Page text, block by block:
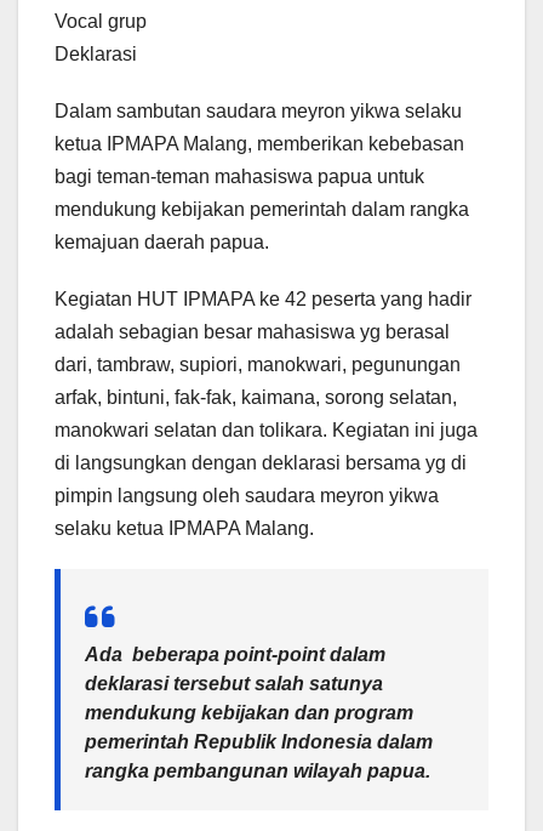
Vocal grup
Deklarasi
Dalam sambutan saudara meyron yikwa selaku
ketua IPMAPA Malang, memberikan kebebasan
bagi teman-teman mahasiswa papua untuk
mendukung kebijakan pemerintah dalam rangka
kemajuan daerah papua.
Kegiatan HUT IPMAPA ke 42 peserta yang hadir
adalah sebagian besar mahasiswa yg berasal
dari, tambraw, supiori, manokwari, pegunungan
arfak, bintuni, fak-fak, kaimana, sorong selatan,
manokwari selatan dan tolikara. Kegiatan ini juga
di langsungkan dengan deklarasi bersama yg di
pimpin langsung oleh saudara meyron yikwa
selaku ketua IPMAPA Malang.
Ada beberapa point-point dalam
deklarasi tersebut salah satunya
mendukung kebijakan dan program
pemerintah Republik Indonesia dalam
rangka pembangunan wilayah papua.